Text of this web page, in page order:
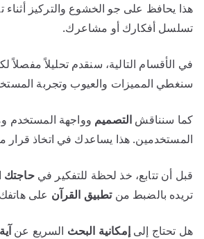
هذا يحافظ على جو الخشوع والتركيز أثناء
تسلسل أفكارك أو مشاعرك.
في الأقسام التالية، سنقدم تحليلاً مفصلاً
سنغطي المميزات والعيوب وتجربة
كما سنناقش التصميم وواجهة المستخدم
المستخدمين. هذا يساعدك في اتخاذ قرار
قبل أن تتابع، خذ لحظة للتفكير فيحاجتك
تريده بالضبط منتطبيق القرآن على
هل تحتاج إلىإمكانية البحث السريع عن آية